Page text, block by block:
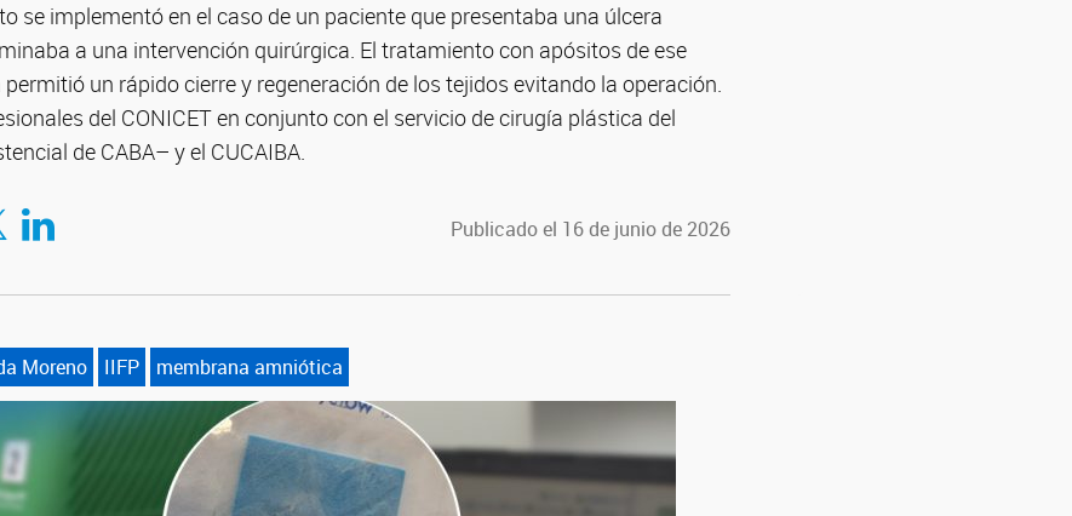
se implementó en el caso de un paciente que presentaba una úlcera
a una intervención quirúrgica. El tratamiento con apósitos de ese
un rápido cierre y regeneración de los tejidos evitando la operación.
del CONICET en conjunto con el servicio de cirugía plástica del
de CABA– y el CUCAIBA.
Facebook
en Twitter
Compartir en LinkedIn Publicado el 16 de junio de 2026
Moreno IIFP membrana amniótica